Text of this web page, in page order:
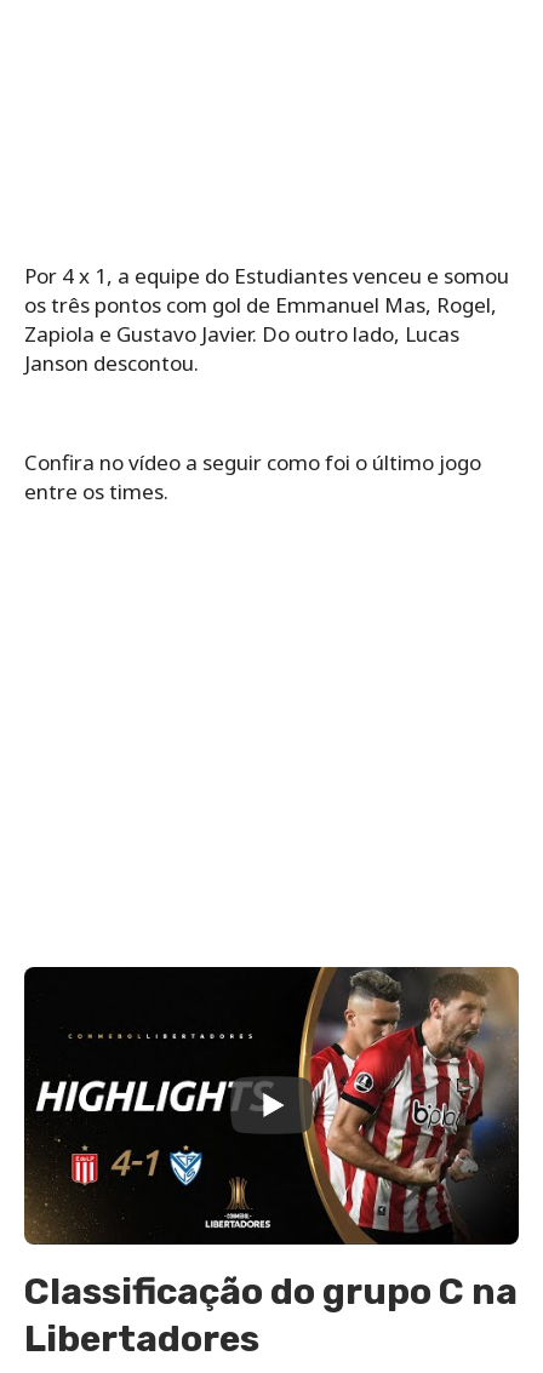
Por 4 x 1, a equipe do Estudiantes venceu e somou
os três pontos com gol de Emmanuel Mas, Rogel,
Zapiola e Gustavo Javier. Do outro lado, Lucas
Janson descontou.
Confira no vídeo a seguir como foi o último jogo
entre os times.
Classificação do grupo C na
Libertadores